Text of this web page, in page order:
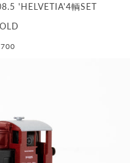
'HELVETIA'4輌SET